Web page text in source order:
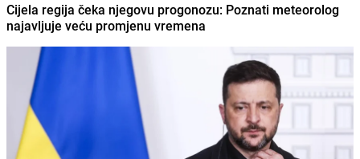
Cijela regija čeka njegovu progonozu: Poznati meteorolog
najavljuje veću promjenu vremena